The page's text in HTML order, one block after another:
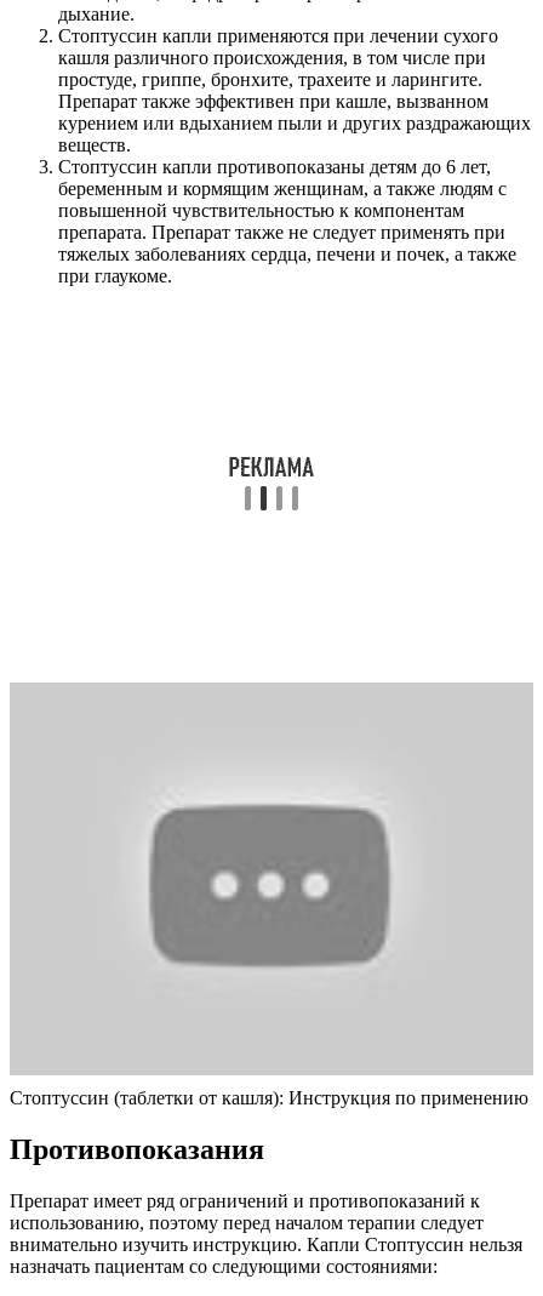
дыхание.
Стоптуссин капли применяются при лечении сухого
кашля различного происхождения, в том числе при
простуде, гриппе, бронхите, трахеите и ларингите.
Препарат также эффективен при кашле, вызванном
курением или вдыханием пыли и других раздражающих
веществ.
Стоптуссин капли противопоказаны детям до 6 лет,
беременным и кормящим женщинам, а также людям с
повышенной чувствительностью к компонентам
препарата. Препарат также не следует применять при
тяжелых заболеваниях сердца, печени и почек, а также
при глаукоме.
Стоптуссин (таблетки от кашля): Инструкция по применению
Противопоказания
Препарат имеет ряд ограничений и противопоказаний к
использованию, поэтому перед началом терапии следует
внимательно изучить инструкцию. Капли Стоптуссин нельзя
назначать пациентам со следующими состояниями: